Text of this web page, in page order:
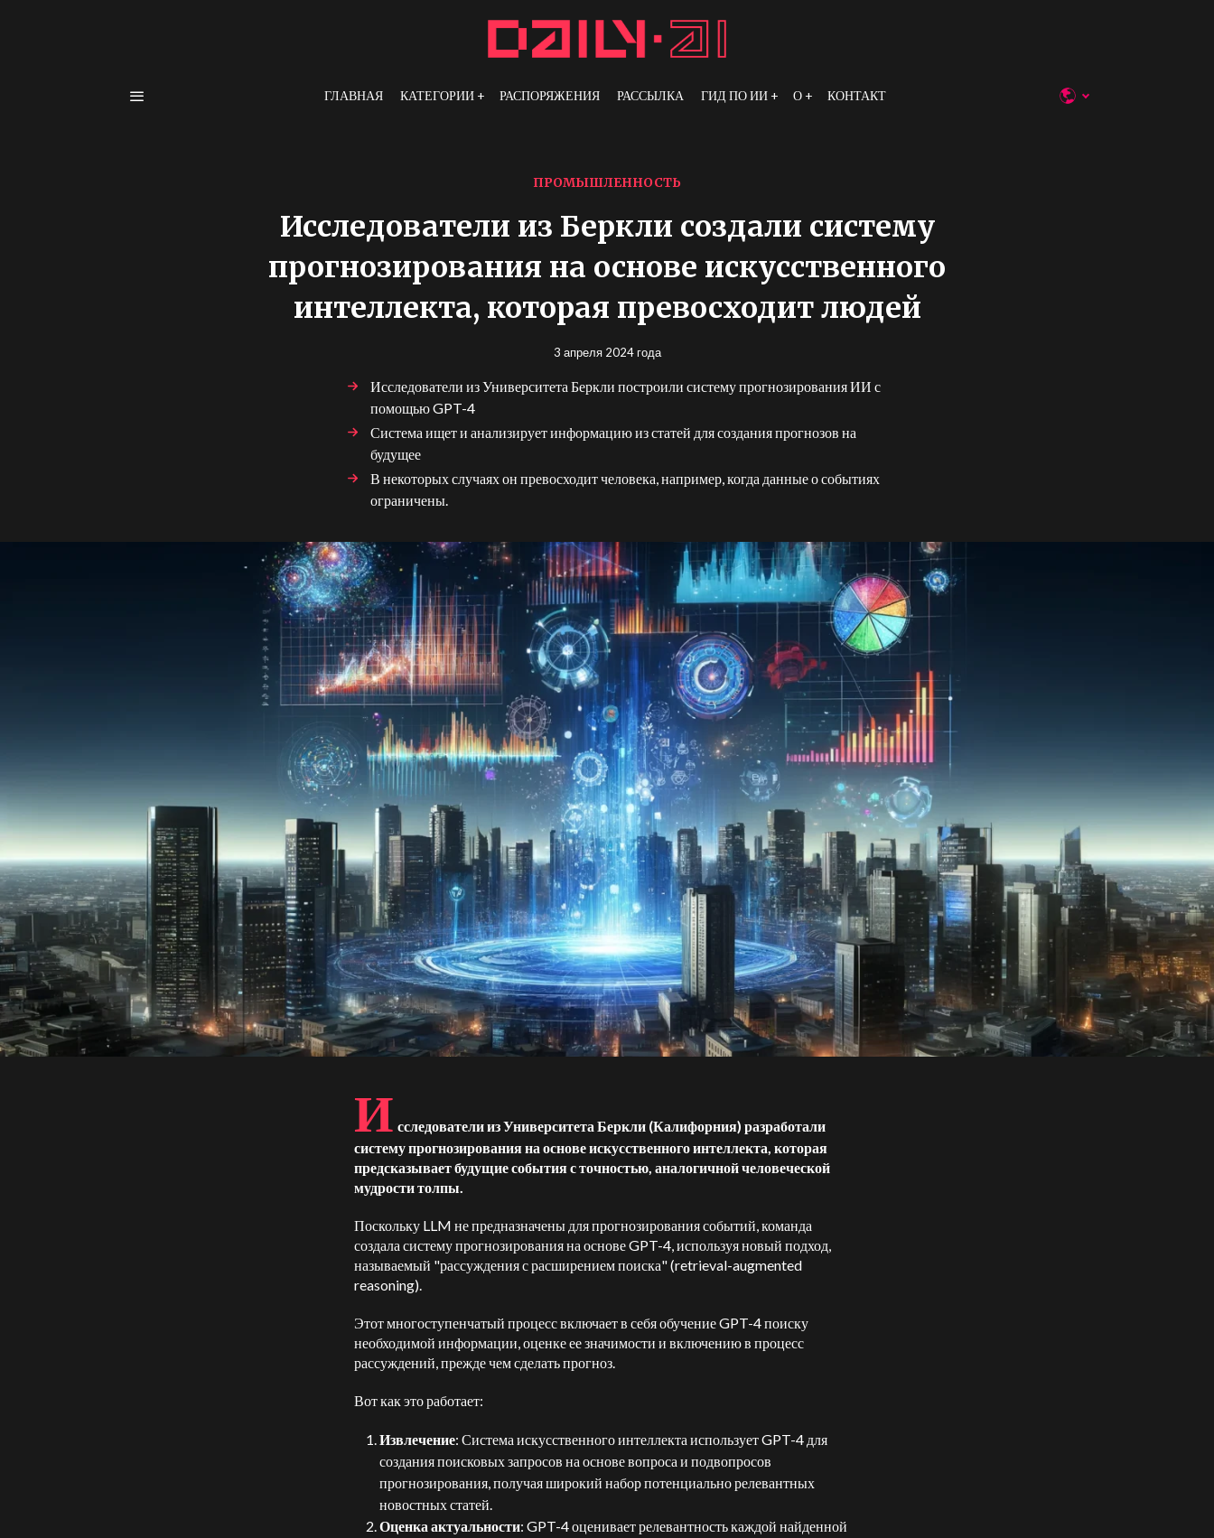
ГЛАВНАЯ КАТЕГОРИИ РАСПОРЯЖЕНИЯ РАССЫЛКА ГИД ПО ИИ О КОНТАКТ
ПРОМЫШЛЕННОСТЬ
Исследователи из Беркли создали систему
прогнозирования на основе искусственного
интеллекта, которая превосходит людей
3 апреля 2024 года
Исследователи из Университета Беркли построили систему прогнозирования ИИ с
помощью GPT-4
Система ищет и анализирует информацию из статей для создания прогнозов на
будущее
В некоторых случаях он превосходит человека, например, когда данные о событиях
ограничены.
И сследователи из Университета Беркли (Калифорния) разработали
систему прогнозирования на основе искусственного интеллекта, которая
предсказывает будущие события с точностью, аналогичной человеческой
мудрости толпы.
Поскольку LLM не предназначены для прогнозирования событий, команда
создала систему прогнозирования на основе GPT-4, используя новый подход,
называемый "рассуждения с расширением поиска" (retrieval-augmented
reasoning).
Этот многоступенчатый процесс включает в себя обучение GPT-4 поиску
необходимой информации, оценке ее значимости и включению в процесс
рассуждений, прежде чем сделать прогноз.
Вот как это работает:
Извлечение: Система искусственного интеллекта использует GPT-4 для
создания поисковых запросов на основе вопроса и подвопросов
прогнозирования, получая широкий набор потенциально релевантных
новостных статей.
Оценка актуальности: GPT-4 оценивает релевантность каждой найденной